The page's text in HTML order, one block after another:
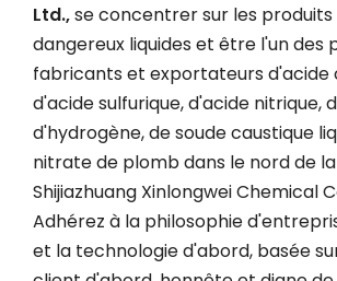
Ltd.,se concentrer sur les produits
dangereux liquides et être l'un des
fabricants et exportateurs d'acide
d'acide sulfurique, d'acide nitrique,
d'hydrogène, de soude caustique
nitrate de plomb dans le nord de la
Shijiazhuang Xinlongwei Chemical
Adhérez à la philosophie
et la technologie d'abord, basée